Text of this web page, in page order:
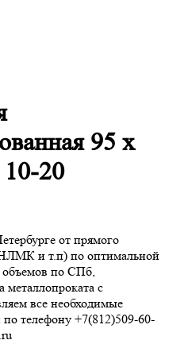
95 х
10-20
от прямого
и т.п) по оптимальной
по СПб,
с
все необходимые
телефону +7(812)509-60-